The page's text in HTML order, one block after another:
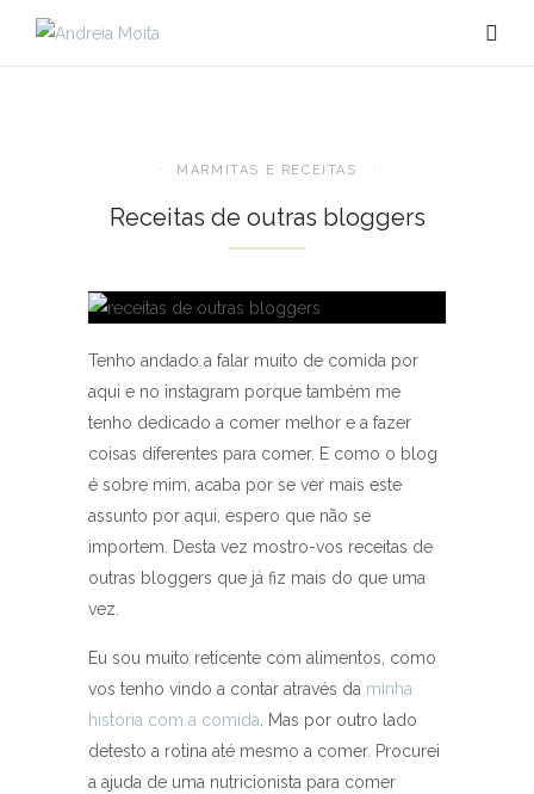
MARMITAS E RECEITAS
Receitas de outras bloggers
Tenho andado a falar muito de comida por
aqui e no instagram porque também me
tenho dedicado a comer melhor e a fazer
coisas diferentes para comer. E como o blog
é sobre mim, acaba por se ver mais este
assunto por aqui, espero que não se
importem. Desta vez mostro-vos receitas de
outras bloggers que já fiz mais do que uma
vez.
Eu sou muito reticente com alimentos, como
vos tenho vindo a contar através da minha
história com a comida. Mas por outro lado
detesto a rotina até mesmo a comer. Procurei
a ajuda de uma nutricionista para comer